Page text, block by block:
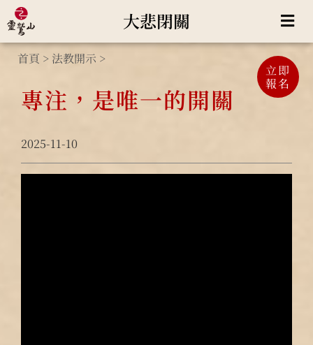
大悲閉關
立即
報名
首頁 > 法教開示 >
專注，是唯一的開關
2025-11-10